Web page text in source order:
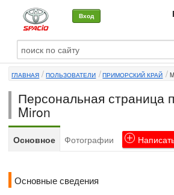
Вход
О машине
Автоклуб
Форумы
Сервисы и услуги
ГЛАВНАЯ ПОЛЬЗОВАТЕЛИ ПРИМОРСКИЙ КРАЙ
Персональная страница
Miron
Основное Фотографии
Основные сведения